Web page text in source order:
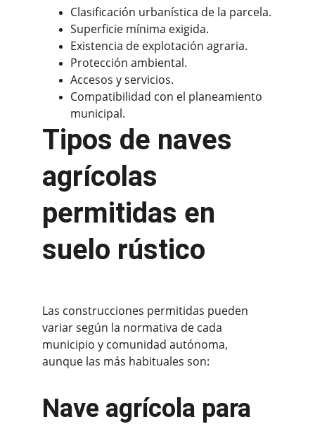
Clasificación urbanística de la parcela.
Superficie mínima exigida.
Existencia de explotación agraria.
Protección ambiental.
Accesos y servicios.
Compatibilidad con el planeamiento
municipal.
Tipos de naves
agrícolas
permitidas en
suelo rústico
Las construcciones permitidas pueden
variar según la normativa de cada
municipio y comunidad autónoma,
aunque las más habituales son:
Nave agrícola para